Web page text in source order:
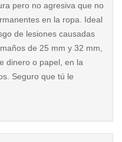
pero no agresiva que no
en la ropa. Ideal
de lesiones causadas
de 25 mm y 32 mm,
dinero o papel, en la
Seguro que tú le